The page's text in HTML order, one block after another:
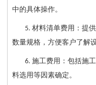
中的具体操作。
5. 材料清单费用：提
数量规格，方便客户了解
6. 施工费用：包括施
料选用等因素确定。